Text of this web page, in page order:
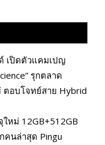
เปิดตัวแคมเปญ
รุกตลาด
อบโจทย์สาย Hybrid
หม่ 12GB+512GB
คนล่าสุด Pingu